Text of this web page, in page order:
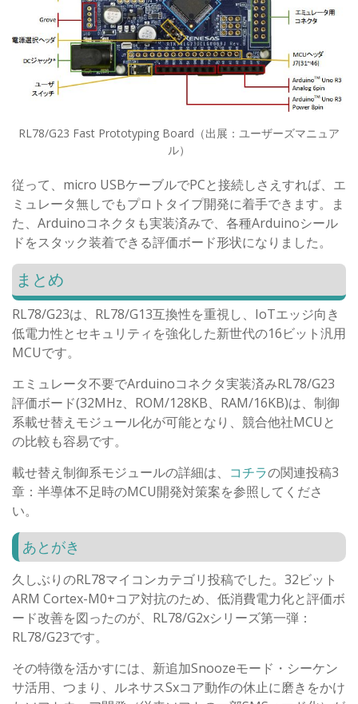
RL78/G23 Fast Prototyping Board（出展：ユーザーズマニュア
ル）
従って、micro USBケーブルでPCと接続しさえすれば、エ
ミュレータ無しでもプロトタイプ開発に着手できます。ま
た、Arduinoコネクタも実装済みで、各種Arduinoシール
ドをスタック装着できる評価ボード形状になりました。
まとめ
RL78/G23は、RL78/G13互換性を重視し、IoTエッジ向き
低電力性とセキュリティを強化した新世代の16ビット汎用
MCUです。
エミュレータ不要でArduinoコネクタ実装済みRL78/G23
評価ボード(32MHz、ROM/128KB、RAM/16KB)は、制御
系載せ替えモジュール化が可能となり、競合他社MCUと
の比較も容易です。
載せ替え制御系モジュールの詳細は、 コチラの関連投稿3
章：半導体不足時のMCU開発対策案を参照してくださ
い。
あとがき
久しぶりのRL78マイコンカテゴリ投稿でした。32ビット
ARM Cortex-M0+コア対抗のため、低消費電力化と評価ボ
ード改善を図ったのが、RL78/G2xシリーズ第一弾：
RL78/G23です。
その特徴を活かすには、新追加Snoozeモード・シーケン
サ活用、つまり、ルネサスSxコア動作の休止に磨きをかけ